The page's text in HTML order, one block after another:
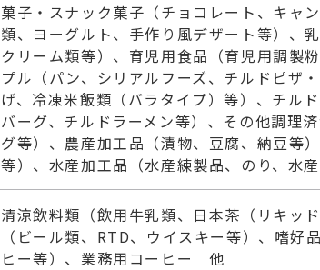
菓子・スナック菓子（チョコレート、キャ
類、ヨーグルト、手作り風デザート等）、
クリーム類等）、育児用食品（育児用調製
プル（パン、シリアルフーズ、チルドピザ
げ、冷凍米飯類（バラタイプ）等）、チル
バーグ、チルドラーメン等）、その他調理
グ等）、農産加工品（漬物、豆腐、納豆等
等）、水産加工品（水産練製品、のり、水
清涼飲料類（飲用牛乳類、日本茶（リキッ
（ビール類、RTD、ウイスキー等）、嗜
ヒー等）、業務用コーヒー 他